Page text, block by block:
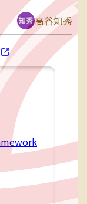
高谷知秀